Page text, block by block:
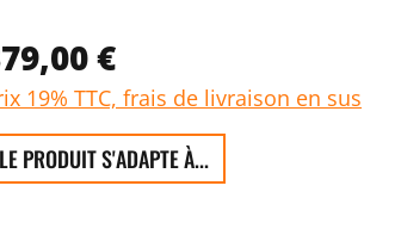
€
19% TTC, frais de livraison en sus
LE PRODUIT S'ADAPTE À...